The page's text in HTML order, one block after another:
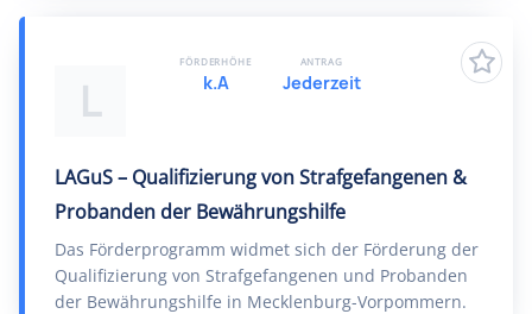
L
LAGuS – Qualifizierung von Strafgefangenen &
Probanden der Bewährungshilfe
Das Förderprogramm widmet sich der Förderung der
Qualifizierung von Strafgefangenen und Probanden
der Bewährungshilfe in Mecklenburg-Vorpommern.
FÖRDERHÖHE
k.A
ANTRAG
Jederzeit